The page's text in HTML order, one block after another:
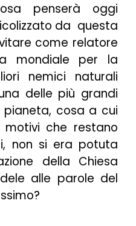
penserà oggi
da questa
come relatore
mondiale per la
nemici naturali
delle più grandi
cosa a cui
motivi che restano
non si era potuta
della Chiesa
alle parole del